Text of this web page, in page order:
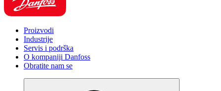
Proizvodi
Industrije
Servis i podrška
O kompaniji Danfoss
Obratite nam se